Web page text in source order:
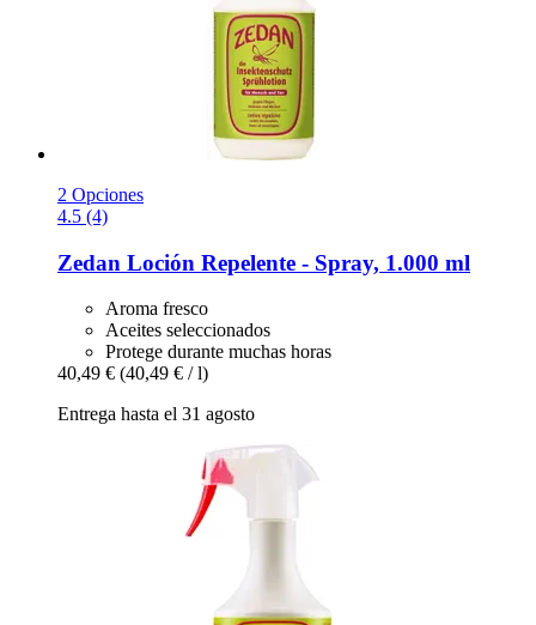
2 Opciones
4.5 (4)
Zedan Loción Repelente -​ Spray, 1.000 ml
Aroma fresco
Aceites seleccionados
Protege durante muchas horas
40,49 € (40,49 € / l)
Entrega hasta el 31 agosto